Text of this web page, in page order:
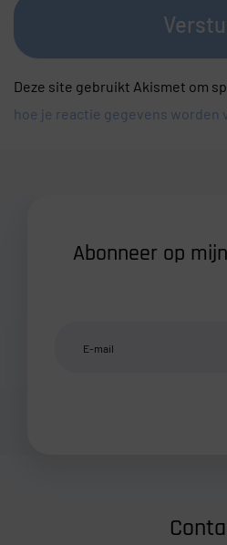
Deze site gebruikt Akismet om
hoe je reactie gegevens worden
Abonneer op